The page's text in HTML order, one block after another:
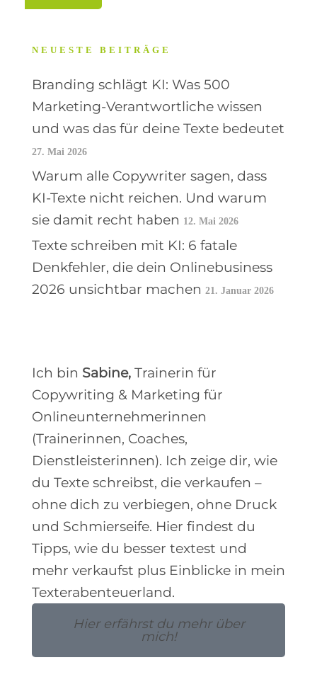
NEUESTE BEITRÄGE
Branding schlägt KI: Was 500
Marketing-Verantwortliche wissen
und was das für deine Texte bedeutet
27. Mai 2026
Warum alle Copywriter sagen, dass
KI-Texte nicht reichen. Und warum
sie damit recht haben 12. Mai 2026
Texte schreiben mit KI: 6 fatale
Denkfehler, die dein Onlinebusiness
2026 unsichtbar machen 21. Januar 2026
Ich bin Sabine, Trainerin für
Copywriting & Marketing für
Onlineunternehmerinnen
(Trainerinnen, Coaches,
Dienstleisterinnen). Ich zeige dir, wie
du Texte schreibst, die verkaufen –
ohne dich zu verbiegen, ohne Druck
und Schmierseife. Hier findest du
Tipps, wie du besser textest und
mehr verkaufst plus Einblicke in mein
Texterabenteuerland.
Hier erfährst du mehr über
mich!